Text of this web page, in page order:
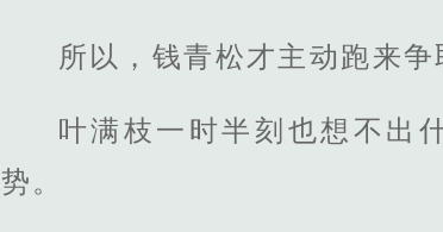
所以，钱青松才主动跑来
叶满枝一时半刻也想不出
势。